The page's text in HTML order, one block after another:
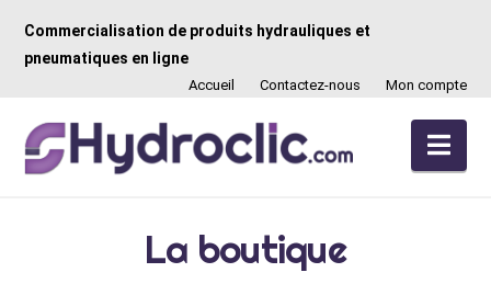
Commercialisation de produits hydrauliques et
pneumatiques en ligne
Accueil Contactez-nous Mon compte
La boutique